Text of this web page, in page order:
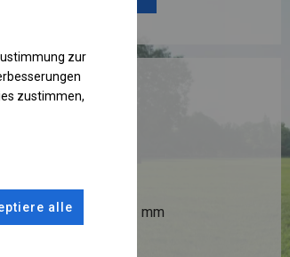
Stahl ca. fi 42 mm
zur
zustimmen,
alle